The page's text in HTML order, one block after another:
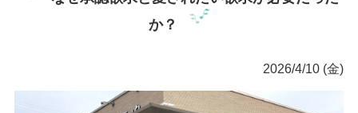
か？
2026/4/10 (金)